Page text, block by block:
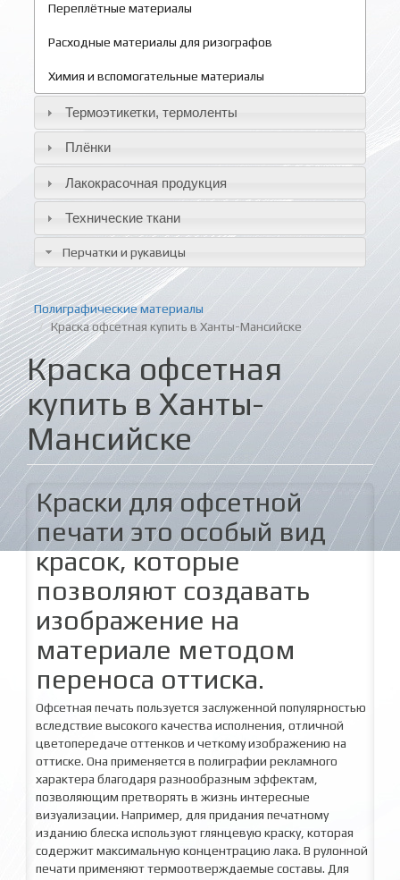
Переплётные материалы
Расходные материалы для ризографов
Химия и вспомогательные материалы
Термоэтикетки, термоленты
Плёнки
Лакокрасочная продукция
Технические ткани
Перчатки и рукавицы
Полиграфические материалы
Краска офсетная купить в Ханты-Мансийске
Краска офсетная
купить в Ханты-
Мансийске
Краски для офсетной
печати это особый вид
красок, которые
позволяют создавать
изображение на
материале методом
переноса оттиска.
Офсетная печать пользуется заслуженной популярностью
вследствие высокого качества исполнения, отличной
цветопередаче оттенков и четкому изображению на
оттиске. Она применяется в полиграфии рекламного
характера благодаря разнообразным эффектам,
позволяющим претворять в жизнь интересные
визуализации. Например, для придания печатному
изданию блеска используют глянцевую краску, которая
содержит максимальную концентрацию лака. В рулонной
печати применяют термоотверждаемые составы. Для